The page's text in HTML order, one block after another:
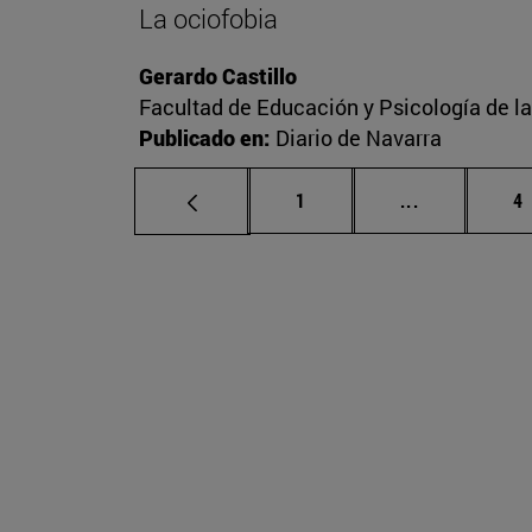
La ociofobia
Gerardo Castillo
Facultad de Educación y Psicología de
Publicado en: Diario de Navarra
Página
1 ... Páginas 4